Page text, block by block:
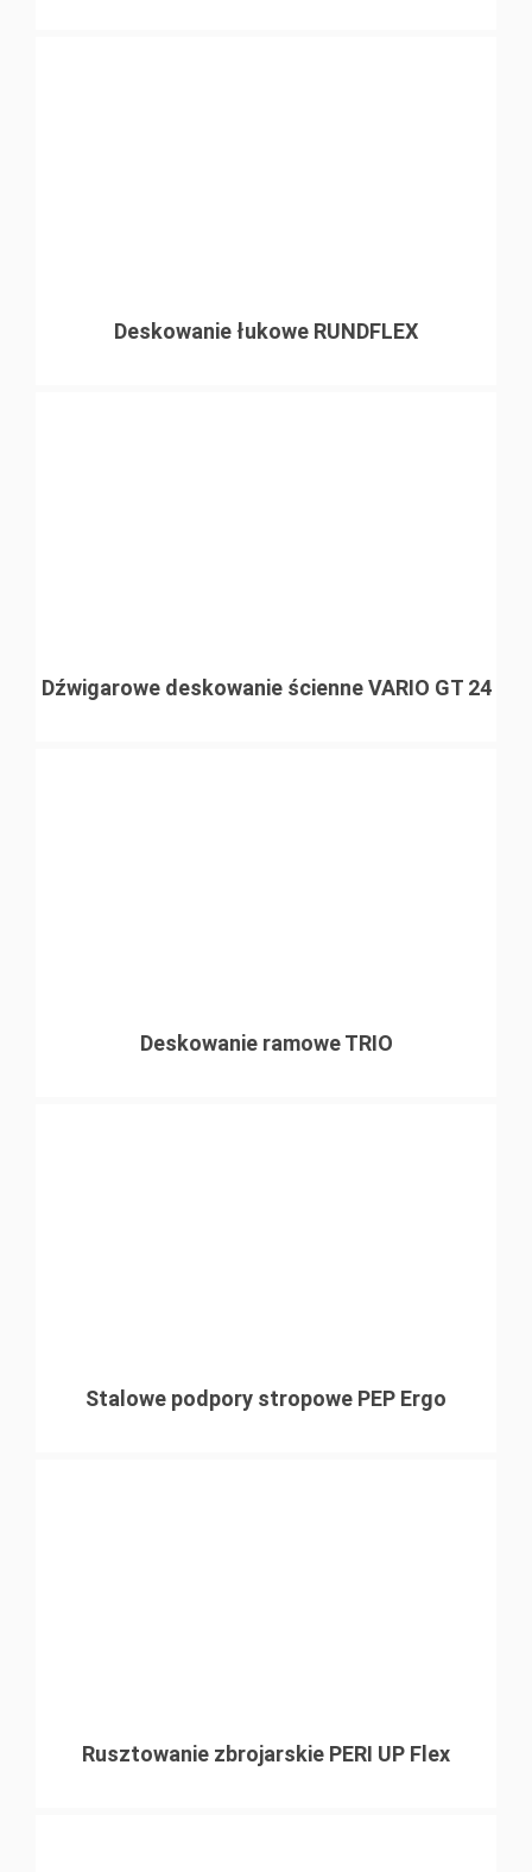
Deskowanie łukowe RUNDFLEX
Dźwigarowe deskowanie ścienne VARIO GT 24
Deskowanie ramowe TRIO
Stalowe podpory stropowe PEP Ergo
Rusztowanie zbrojarskie PERI UP Flex